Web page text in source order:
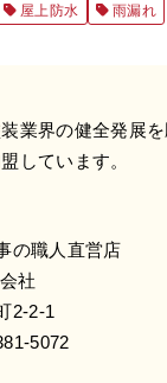
屋上防水 雨漏れ
業界の健全発展
しています。
の職人直営店
社
2-2-1
5072